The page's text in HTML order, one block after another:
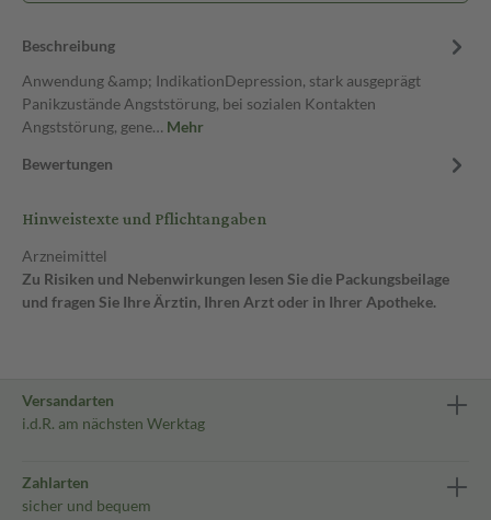
Beschreibung
Anwendung &amp; IndikationDepression, stark ausgeprägt
Panikzustände Angststörung, bei sozialen Kontakten
Angststörung, gene… Mehr
Bewertungen
Hinweistexte und Pflichtangaben
Arzneimittel
Zu Risiken und Nebenwirkungen lesen Sie die Packungsbeilage
und fragen Sie Ihre Ärztin, Ihren Arzt oder in Ihrer Apotheke.
Versandarten
i.d.R. am nächsten Werktag
Zahlarten
sicher und bequem